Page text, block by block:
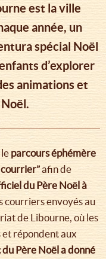
est la ville
année, un
spécial Noël
d’explorer
animations et
parcours éphémère
courrier”afin de
du Père Noël à
courriers envoyés au
de Libourne, où les
et répondent aux
Père Noël a donné